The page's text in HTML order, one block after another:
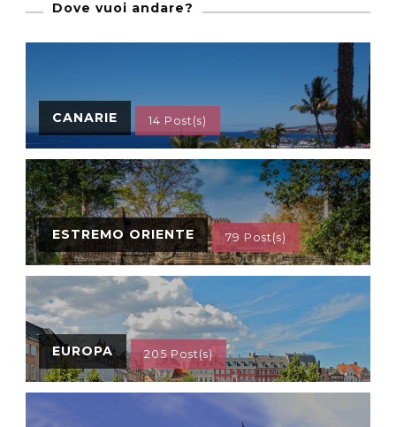
Dove vuoi andare?
CANARIE 14 Post(s)
ESTREMO ORIENTE 79 Post(s)
EUROPA 205 Post(s)